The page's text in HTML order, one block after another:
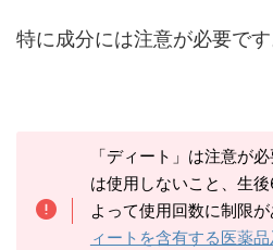
特に成分には注意が必要です
「ディート」は注意が
は使用しないこと、生
よって使用回数に制限
ィートを含有する医薬